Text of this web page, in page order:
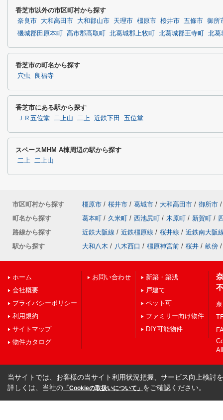
香芝市以外の市区町村から探す
奈良市 大和高田市 大和郡山市 天理市 橿原市 桜井市 五條市 御所
磯城郡田原本町
高市郡高取町 北葛城郡上牧町 北葛城郡王寺町 北葛
香芝市の町名から探す
穴虫 良福寺
香芝市にある駅から探す
ＪＲ五位堂 二上山 二上 近鉄下田 五位堂
スペースMHM A棟周辺の駅から探す
二上 二上山
市区町村から探す 橿原市 / 桜井市 / 葛城市 / 大和高田市 / 御所市 /
町名から探す
葛本町 / 久米町 / 西池尻町 / 木原町 / 新賀町 /
路線から探す
近鉄大阪線 / 近鉄橿原線 / 桜井線 / 近鉄南大阪
駅から探す
大和八木 / 八木西口 / 橿原神宮前 / 桜井 / 畝傍 /
ホーム
会社概要
プライバシーポリシー
利用規約
サイトマップ
物件カタログ
お問い合わせ
新築・築浅
戸建て
ペット可
ファミリー向け物件
DIY可能物件
当サイトでは、お客様の当サイト利用状況把握、サービス向上検討
詳しくは、当社の 「Cookieの取扱いについて」 をご確認ください。